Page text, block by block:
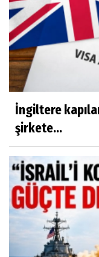
İngiltere
şirkete...